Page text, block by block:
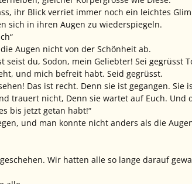
ihr Blick verriet immer noch ein leichtes
sich in ihren Augen zu wiederspiegeln.
Augen nicht von der Schönheit ab.
seist du, Sodon, mein Geliebter! Sei gegrüsst
und mich befreit habt. Seid gegrüsst.
Das ist recht. Denn sie ist gegangen.
trauert nicht, Denn sie wartet auf Euch.
bis jetzt getan habt!“
und man konnte nicht anders als die
Wir hatten alle so lange darauf